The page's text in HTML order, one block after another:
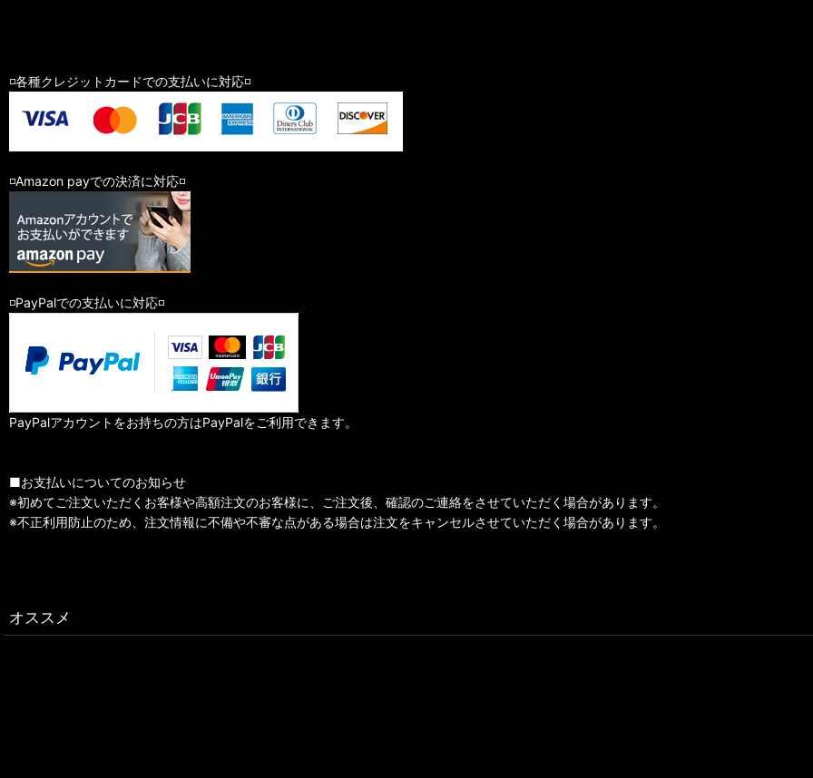
◽️各種クレジットカードでの支払いに対応◽️
◽️Amazon payでの決済に対応◽️
◽️PayPalでの支払いに対応◽️
PayPalアカウントをお持ちの方はPayPalをご利用できます。
■お支払いについてのお知らせ
※初めてご注文いただくお客様や高額注文のお客様に、ご注文後、確認のご連絡をさせていただく場合があります。
※不正利用防止のため、注文情報に不備や不審な点がある場合は注文をキャンセルさせていただく場合があります。
オススメ